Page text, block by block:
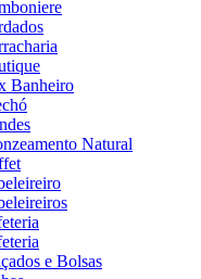
Banheiro
Natural
e Bolsas